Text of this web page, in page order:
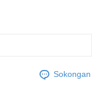
Sokongan